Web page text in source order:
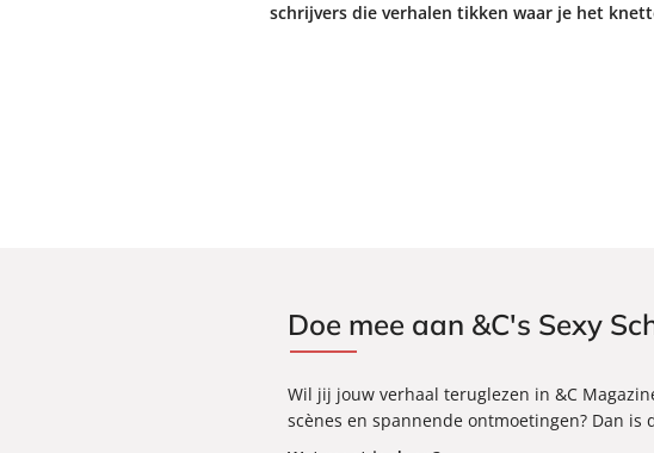
schrijvers die verhalen tikken waar je het
Doe mee aan &C's Sexy
Wil jij jouw verhaal teruglezen in &C
scènes en spannende ontmoetingen? Dan